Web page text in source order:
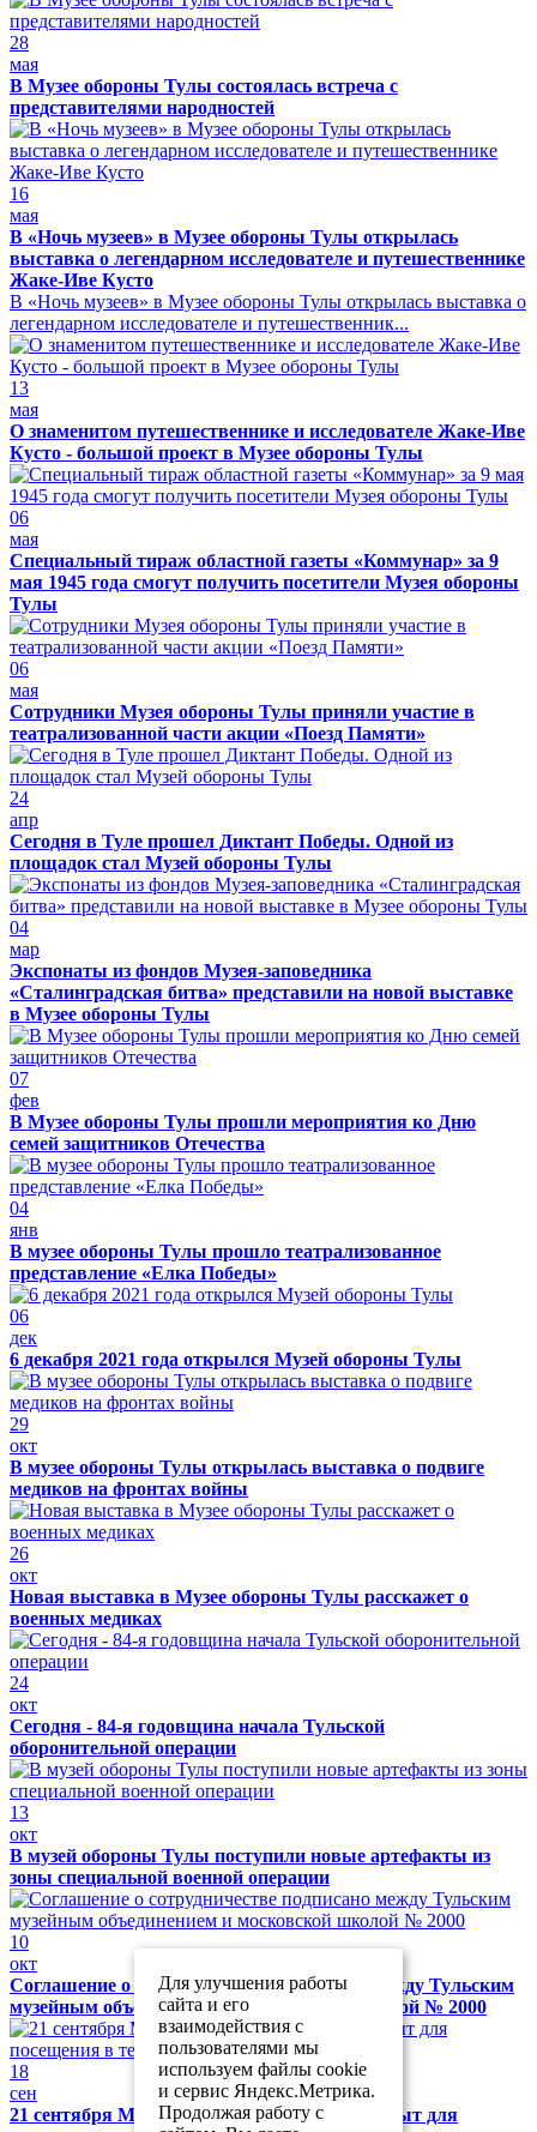
28
мая
В Музее обороны Тулы состоялась встреча с
представителями народностей
16
мая
В «Ночь музеев» в Музее обороны Тулы открылась
выставка о легендарном исследователе и путешественнике
Жаке-Иве Кусто
В «Ночь музеев» в Музее обороны Тулы открылась выставка о
легендарном исследователе и путешественник...
13
мая
О знаменитом путешественнике и исследователе Жаке-Иве
Кусто - большой проект в Музее обороны Тулы
06
мая
Специальный тираж областной газеты «Коммунар» за 9
мая 1945 года смогут получить посетители Музея обороны
Тулы
06
мая
Сотрудники Музея обороны Тулы приняли участие в
театрализованной части акции «Поезд Памяти»
24
апр
Сегодня в Туле прошел Диктант Победы. Одной из
площадок стал Музей обороны Тулы
04
мар
Экспонаты из фондов Музея-заповедника
«Сталинградская битва» представили на новой выставке
в Музее обороны Тулы
07
фев
В Музее обороны Тулы прошли мероприятия ко Дню
семей защитников Отечества
04
янв
В музее обороны Тулы прошло театрализованное
представление «Елка Победы»
06
дек
6 декабря 2021 года открылся Музей обороны Тулы
29
окт
В музее обороны Тулы открылась выставка о подвиге
медиков на фронтах войны
26
окт
Новая выставка в Музее обороны Тулы расскажет о
военных медиках
24
окт
Сегодня - 84-я годовщина начала Тульской
оборонительной операции
13
окт
В музей обороны Тулы поступили новые артефакты из
зоны специальной военной операции
10
окт
Соглашение о сотрудничестве подписано между Тульским
музейным объединением и московской школой № 2000
18
сен
21 сентября Музей обороны Тулы будет закрыт для
Для улучшения работы
сайта и его
взаимодействия с
пользователями мы
используем файлы cookie
и сервис Яндекс.Метрика.
Продолжая работу с